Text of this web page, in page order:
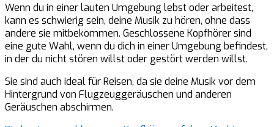
Wenn du in einer lauten Umgebung lebst oder arbeitest,
kann es schwierig sein, deine Musik zu hören, ohne dass
andere sie mitbekommen. Geschlossene Kopfhörer sind
eine gute Wahl, wenn du dich in einer Umgebung befindest,
in der du nicht stören willst oder gestört werden willst.
Sie sind auch ideal für Reisen, da sie deine Musik vor dem
Hintergrund von Flugzeuggeräuschen und anderen
Geräuschen abschirmen.